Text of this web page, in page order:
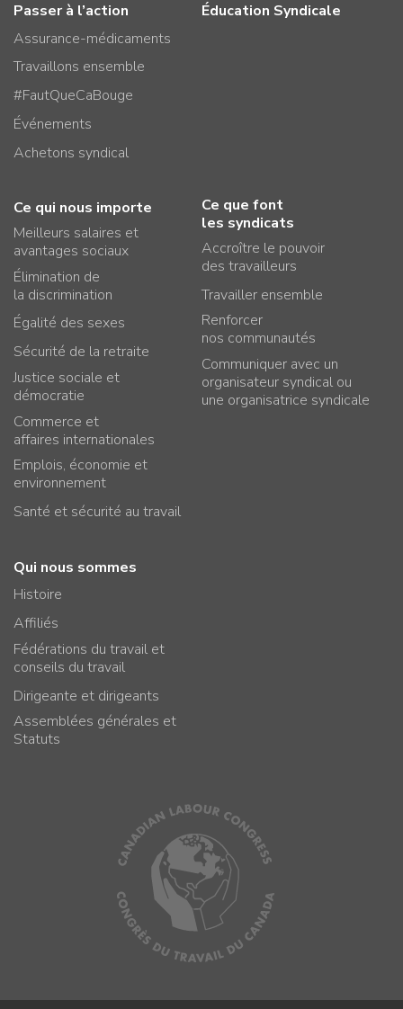
Passer à l’action
Assurance-médicaments
Travaillons ensemble
#FautQueCaBouge
Événements
Achetons syndical
Éducation Syndicale
Ce qui nous importe
Meilleurs salaires et
avantages sociaux
Élimination de
la discrimination
Égalité des sexes
Sécurité de la retraite
Justice sociale et
démocratie
Commerce et
affaires internationales
Emplois, économie et
environnement
Santé et sécurité au travail
Ce que font
les syndicats
Accroître le pouvoir
des travailleurs
Travailler ensemble
Renforcer
nos communautés
Communiquer avec un
organisateur syndical ou
une organisatrice syndicale
Qui nous sommes
Histoire
Affiliés
Fédérations du travail et
conseils du travail
Dirigeante et dirigeants
Assemblées générales et
Statuts